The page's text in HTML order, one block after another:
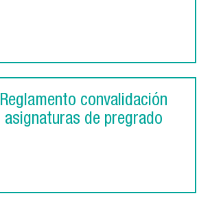
Reglamento convalidación
asignaturas de pregrado